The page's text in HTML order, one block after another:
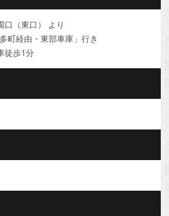
口（東口） より
町経由・東部車庫」行き
徒歩1分